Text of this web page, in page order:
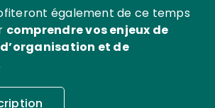
également de ce temps
comprendre vos enjeux de
et de